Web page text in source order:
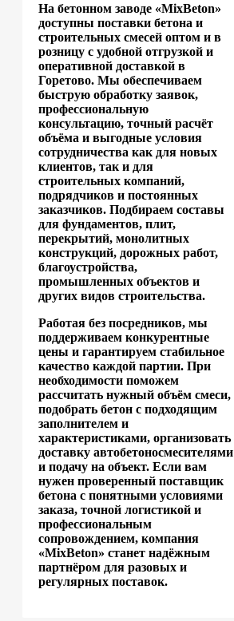
На бетонном заводе «MixBeton»
доступны поставки бетона и
строительных смесей оптом и в
розницу с удобной отгрузкой и
оперативной доставкой в
Горетово. Мы обеспечиваем
быструю обработку заявок,
профессиональную
консультацию, точный расчёт
объёма и выгодные условия
сотрудничества как для новых
клиентов, так и для
строительных компаний,
подрядчиков и постоянных
заказчиков. Подбираем составы
для фундаментов, плит,
перекрытий, монолитных
конструкций, дорожных работ,
благоустройства,
промышленных объектов и
других видов строительства.
Работая без посредников, мы
поддерживаем конкурентные
цены и гарантируем стабильное
качество каждой партии. При
необходимости поможем
рассчитать нужный объём смеси,
подобрать бетон с подходящим
заполнителем и
характеристиками, организовать
доставку автобетоносмесителями
и подачу на объект. Если вам
нужен проверенный поставщик
бетона с понятными условиями
заказа, точной логистикой и
профессиональным
сопровождением, компания
«MixBeton» станет надёжным
партнёром для разовых и
регулярных поставок.